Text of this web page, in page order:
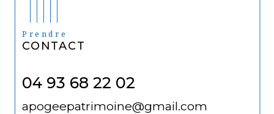
Prendre
CONTACT
04 93 68 22 02
apogeepatrimoine@gmail.com